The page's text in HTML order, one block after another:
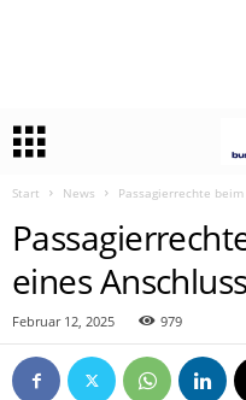
Start News Passagierrechte
eines
Februar 12, 2025 979